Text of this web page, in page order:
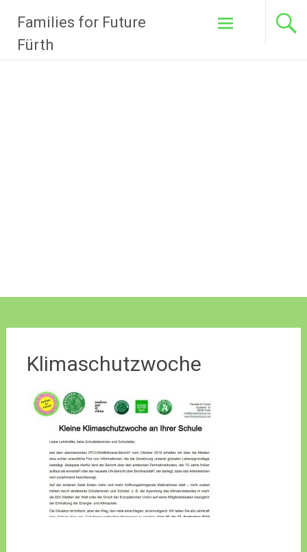
Inhalt
springen
Families for Future
Fürth
Klimaschutzwoche